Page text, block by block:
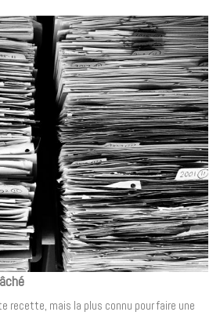
recette, mais la plus connu pour faire une